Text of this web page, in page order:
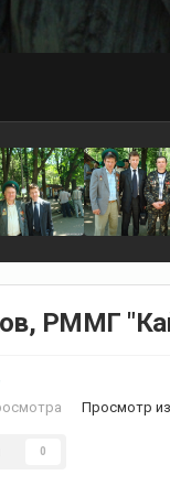
РММГ
Просмотр
0